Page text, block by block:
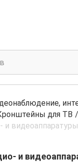
для ТВ /
и
и